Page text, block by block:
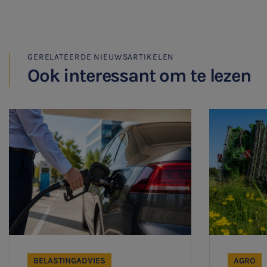
GERELATEERDE NIEUWSARTIKELEN
Ook interessant om te lezen
BELASTINGADVIES AGRO